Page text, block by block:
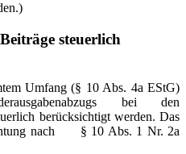
steuerlich
Umfang (§ 10 Abs. 4a EStG)
bei den
berücksichtigt werden. Das
nach § 10 Abs. 1 Nr. 2a